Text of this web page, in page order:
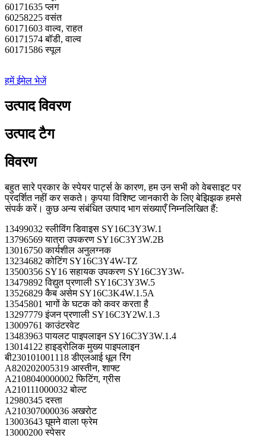
60171635 प्लग
60258225 वसंत
60171603 वाल्व, राहत
60171574 बॉडी, वाल्व
60171586 स्पूल
हमें ईमेल भेजें
उत्पाद विवरण
उत्पाद टैग
विवरण
बहुत सारे प्रकार के स्पेयर पार्ट्स के कारण, हम उन सभी को वेबसाइट पर
प्रदर्शित नहीं कर सकते। कृपया विशिष्ट जानकारी के लिए बेझिझक हमसे
संपर्क करें। कुछ अन्य संबंधित उत्पाद भाग संख्याएँ निम्नलिखित हैं:
13499032 स्लीविंग डिवाइस SY16C3Y3W.1
13796569 यात्रा उपकरण SY16C3Y3W.2B
13016750 कार्यशील अनुलग्नक
13234682 कोटिंग SY16C3Y4W-TZ
13500356 SY16 सहायक उपकरण SY16C3Y3W-
13479892 विद्युत प्रणाली SY16C3Y3W.5
13526829 कैब असेम SY16C3K4W.1.5A
13545801 भागों के घटक को कवर करता है
13297779 इंजन प्रणाली SY16C3Y2W.1.3
13009761 काउंटरवेट
13483963 पायलट पाइपलाइन SY16C3Y3W.1.4
13014122 हाइड्रोलिक मुख्य पाइपलाइन
बी230101001118 डीएलआई धूल रिंग
A820202005319 आस्तीन, शाफ्ट
A2108040000002 फिटिंग, ग्रीस
A210111000032 बोल्ट
12980345 दस्ता
A210307000036 अखरोट
13003643 घूमने वाला फ्रेम
13000200 स्पेसर